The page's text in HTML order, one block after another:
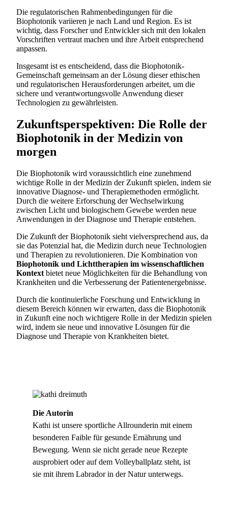
Die regulatorischen Rahmenbedingungen für die
Biophotonik variieren je nach Land und Region. Es ist
wichtig, dass Forscher und Entwickler sich mit den lokalen
Vorschriften vertraut machen und ihre Arbeit entsprechend
anpassen.
Insgesamt ist es entscheidend, dass die Biophotonik-
Gemeinschaft gemeinsam an der Lösung dieser ethischen
und regulatorischen Herausforderungen arbeitet, um die
sichere und verantwortungsvolle Anwendung dieser
Technologien zu gewährleisten.
Zukunftsperspektiven: Die Rolle der
Biophotonik in der Medizin von
morgen
Die Biophotonik wird voraussichtlich eine zunehmend
wichtige Rolle in der Medizin der Zukunft spielen, indem sie
innovative Diagnose- und Therapiemethoden ermöglicht.
Durch die weitere Erforschung der Wechselwirkung
zwischen Licht und biologischem Gewebe werden neue
Anwendungen in der Diagnose und Therapie entstehen.
Die Zukunft der Biophotonik sieht vielversprechend aus, da
sie das Potenzial hat, die Medizin durch neue Technologien
und Therapien zu revolutionieren. Die Kombination von
Biophotonik und Lichttherapien im wissenschaftlichen
Kontext bietet neue Möglichkeiten für die Behandlung von
Krankheiten und die Verbesserung der Patientenergebnisse.
Durch die kontinuierliche Forschung und Entwicklung in
diesem Bereich können wir erwarten, dass die Biophotonik
in Zukunft eine noch wichtigere Rolle in der Medizin spielen
wird, indem sie neue und innovative Lösungen für die
Diagnose und Therapie von Krankheiten bietet.
Die Autorin
Kathi ist unsere sportliche Allrounderin mit einem
besonderen Faible für gesunde Ernährung und
Bewegung. Wenn sie nicht gerade neue Rezepte
ausprobiert oder auf dem Volleyballplatz steht, ist
sie mit ihrem Labrador in der Natur unterwegs.